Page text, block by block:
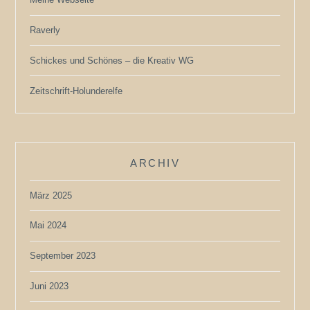
Raverly
Schickes und Schönes – die Kreativ WG
Zeitschrift-Holunderelfe
ARCHIV
März 2025
Mai 2024
September 2023
Juni 2023